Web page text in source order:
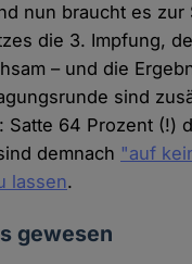
nun braucht es zur
die 3. Impfung,
– und die
sind
Satte 64 Prozent (!)
demnach "auf
lassen.
gewesen